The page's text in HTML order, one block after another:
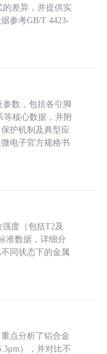
的差异，并提供实
参考GB/T 4423-
参数，包括各引脚
等核心数据，并附
护机制及典型应
电子官方规格书
度（包括T2及
准数据，详细分
同状态下的金属
点分析了铝合金
），并对比不